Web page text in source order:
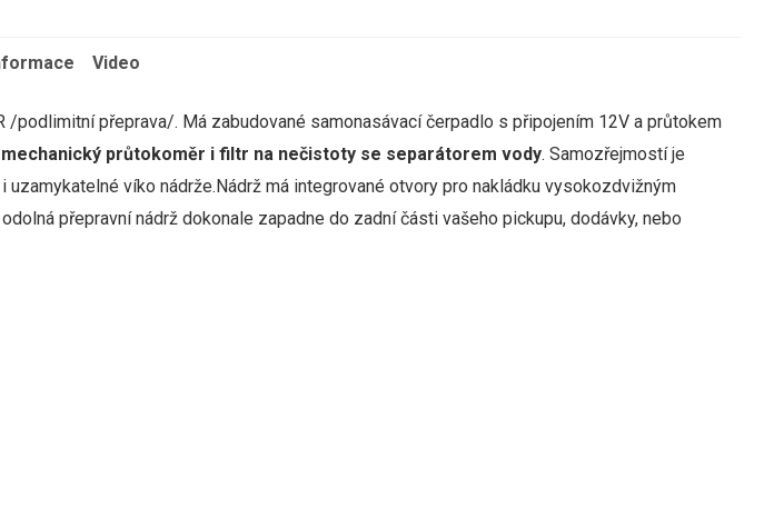
Video
přeprava/. Má zabudované samonasávací čerpadlo s připojením 12V a průtokem
mechanický průtokoměr i filtr na nečistoty se separátorem vody. Samozřejmostí je
i uzamykatelné víko nádrže.Nádrž má integrované otvory pro nakládku vysokozdvižným
přepravní nádrž dokonale zapadne do zadní části vašeho pickupu, dodávky, nebo